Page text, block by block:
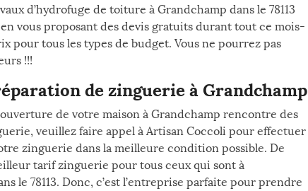
d’hydrofuge de toiture à Grandchamp dans le 78113
vous proposant des devis gratuits durant tout ce mois-
pour tous les types de budget. Vous ne pourrez pas
!!!
de zinguerie à Grandchamp
de votre maison à Grandchamp rencontre des
veuillez faire appel à Artisan Coccoli pour effectuer
zinguerie dans la meilleure condition possible. De
tarif zinguerie pour tous ceux qui sont à
le 78113. Donc, c’est l’entreprise parfaite pour prendre